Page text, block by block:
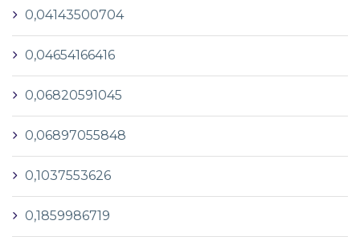
0,04143500704
0,04654166416
0,06820591045
0,06897055848
0,1037553626
0,1859986719